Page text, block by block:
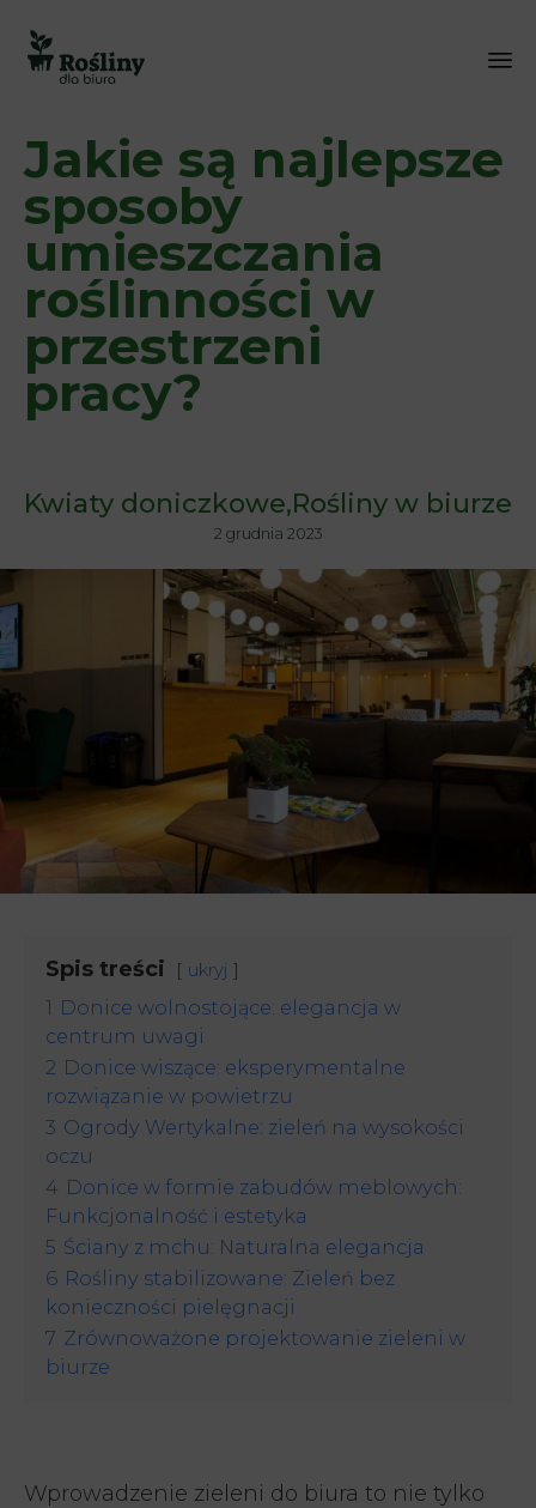
Jakie są najlepsze
sposoby
umieszczania
roślinności w
przestrzeni
pracy?
Kwiaty doniczkowe Rośliny w biurze
2 grudnia 2023
Spis treści ukryj
1 Donice wolnostojące: elegancja w
centrum uwagi
2 Donice wiszące: eksperymentalne
rozwiązanie w powietrzu
3 Ogrody Wertykalne: zieleń na wysokości
oczu
4 Donice w formie zabudów meblowych:
Funkcjonalność i estetyka
5 Ściany z mchu: Naturalna elegancja
6 Rośliny stabilizowane: Zieleń bez
konieczności pielęgnacji
7 Zrównoważone projektowanie zieleni w
biurze
Wprowadzenie zieleni do biura to nie tylko